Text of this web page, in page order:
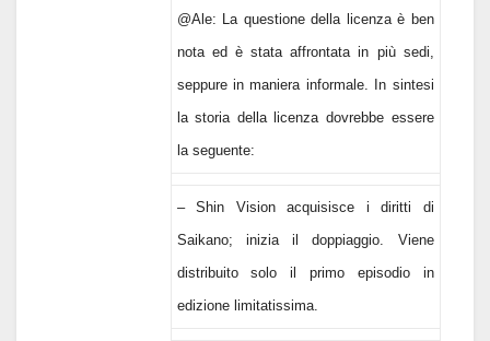
@Ale: La questione della licenza è ben
nota ed è stata affrontata in più sedi,
seppure in maniera informale. In sintesi
la storia della licenza dovrebbe essere
la seguente:
– Shin Vision acquisisce i diritti di
Saikano; inizia il doppiaggio. Viene
distribuito solo il primo episodio in
edizione limitatissima.